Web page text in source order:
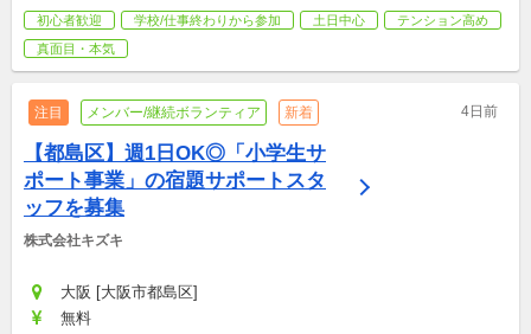
初心者歓迎 学校/仕事終わりから参加 土日中心
テンション高め
真面目・本気
注目 メンバー/継続ボランティア 新着 4日前
【都島区】週1日OK◎「小学生サ
ポート事業」の宿題サポートスタ
ッフを募集
株式会社キズキ
大阪 [大阪市都島区]
無料